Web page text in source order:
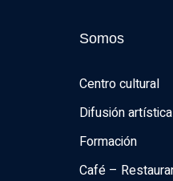
Somos
Centro cultural
Difusión artística
Formación
Café –